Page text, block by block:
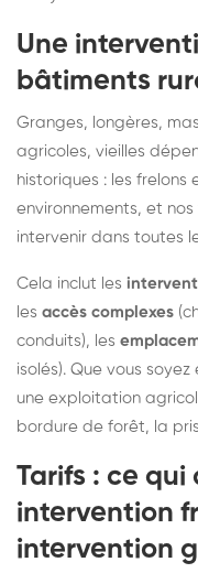
Une
bâtiments
Granges, longères,
agricoles, vieilles
historiques : les frelons
environnements, et
intervenir dans toutes
Cela inclut les
les accès complexes
conduits), les
isolés). Que vous
une exploitation
bordure de forêt, la
Tarifs : ce
intervention
intervention